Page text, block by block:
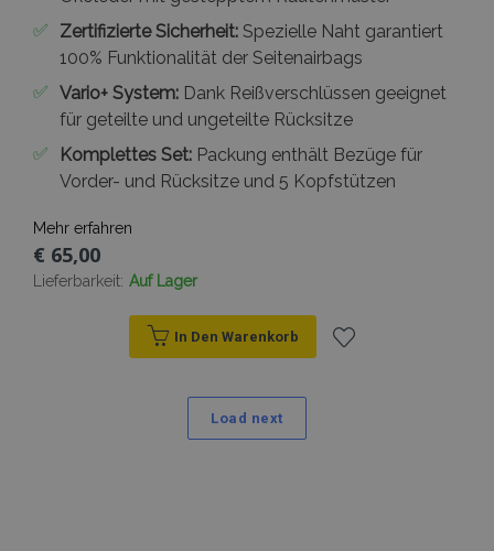
✅
Zertifizierte Sicherheit: Spezielle Naht garantiert
100% Funktionalität der Seitenairbags
✅ Vario+ System: Dank Reißverschlüssen geeignet
für geteilte und ungeteilte Rücksitze
✅
Komplettes Set: Packung enthält Bezüge für
Vorder- und Rücksitze und 5 Kopfstützen
Mehr erfahren
€ 65,00
Lieferbarkeit: Auf Lager
In Den Warenkorb
Load next